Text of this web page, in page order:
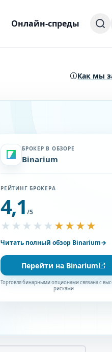
Онлайн-спреды
Как мы
БРОКЕР В ОБЗОРЕ
Binarium
РЕЙТИНГ БРОКЕРА
4,1/5
★★★★★ ★★★★★
Читать полный обзор Binarium→
Перейти на Binarium
Торговля бинарными опционами связана с
рисками